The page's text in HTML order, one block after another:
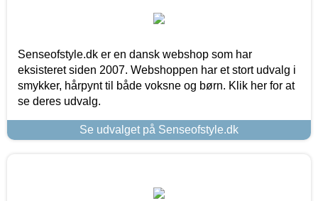
Senseofstyle.dk er en dansk webshop som har
eksisteret siden 2007. Webshoppen har et stort udvalg i
smykker, hårpynt til både voksne og børn. Klik her for at
se deres udvalg.
Se udvalget på Senseofstyle.dk